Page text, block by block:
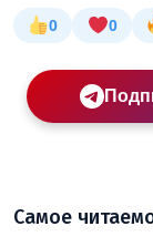
0 0
Самое